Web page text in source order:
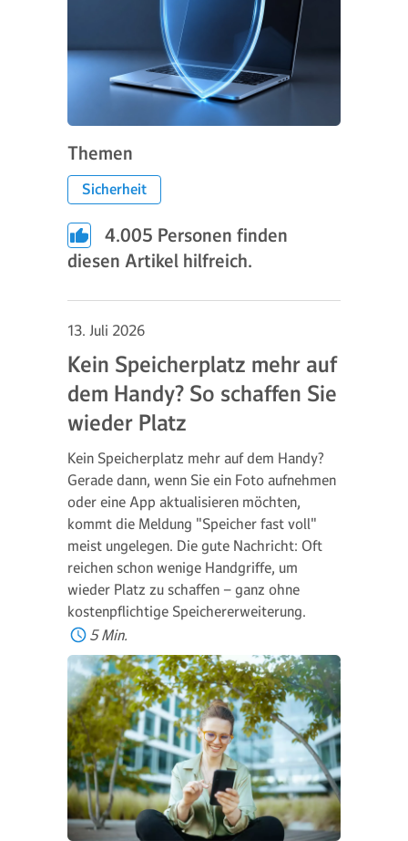
Themen
Sicherheit
4.005 Personen finden
diesen Artikel hilfreich.
13. Juli 2026
Kein Speicherplatz mehr auf
dem Handy? So schaffen Sie
wieder Platz
Kein Speicherplatz mehr auf dem Handy?
Gerade dann, wenn Sie ein Foto aufnehmen
oder eine App aktualisieren möchten,
kommt die Meldung "Speicher fast voll"
meist ungelegen. Die gute Nachricht: Oft
reichen schon wenige Handgriffe, um
wieder Platz zu schaffen – ganz ohne
kostenpflichtige Speichererweiterung.
5 Min.